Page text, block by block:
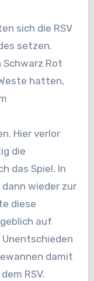
sich die RSV
setzen.
Rot
hatten,
Hier verlor
die
das Spiel. In
wieder zur
diese
auf
damit
RSV.